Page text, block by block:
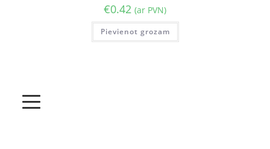
€0.42 (ar PVN)
Pievienot grozam